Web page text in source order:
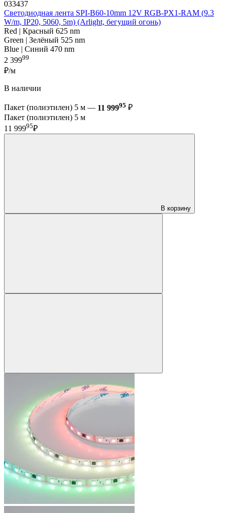
033437
Светодиодная лента SPI-B60-10mm 12V RGB-PX1-RAM (9.3
W/m, IP20, 5060, 5m) (Arlight, бегущий огонь)
Red | Красный 625 nm
Green | Зелёный 525 nm
Blue | Синий 470 nm
2 39999
₽/м
В наличии
Пакет (полиэтилен) 5 м — 11 99995 ₽
Пакет (полиэтилен) 5 м
11 99995₽
В корзину